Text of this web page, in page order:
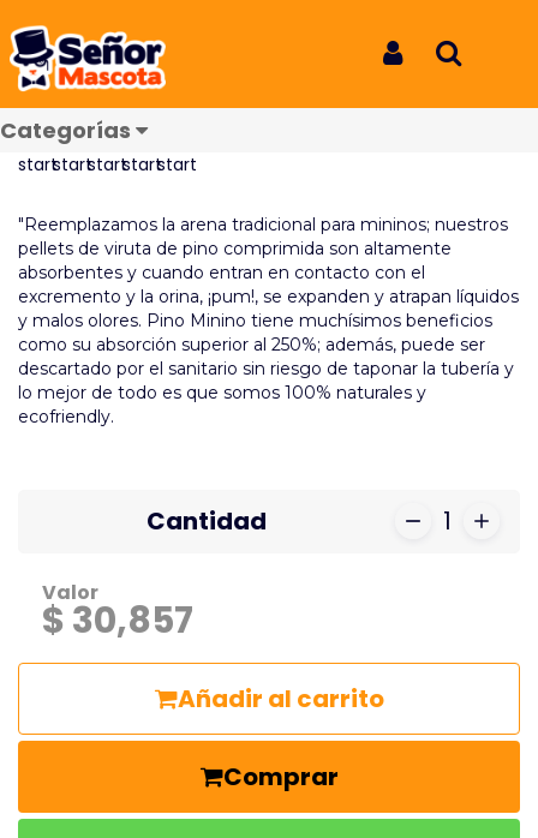
Categorías
Arena Pino Minino Bolsa 5kg
"Reemplazamos la arena tradicional para mininos; nuestros
pellets de viruta de pino comprimida son altamente
absorbentes y cuando entran en contacto con el
excremento y la orina, ¡pum!, se expanden y atrapan líquidos
y malos olores. Pino Minino tiene muchísimos beneficios
como su absorción superior al 250%; además, puede ser
descartado por el sanitario sin riesgo de taponar la tubería y
lo mejor de todo es que somos 100% naturales y
ecofriendly.
Cantidad 1
Valor
$ 30,857
Añadir al carrito
Comprar